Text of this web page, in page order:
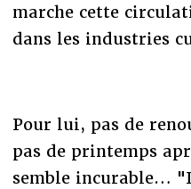
marche cette
dans les industries
Pour lui, pas de
pas de printemps
semble incurable…